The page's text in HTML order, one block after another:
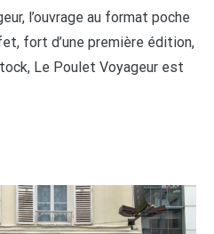
l’ouvrage au format poche
fort d’une première édition,
Le Poulet Voyageur est